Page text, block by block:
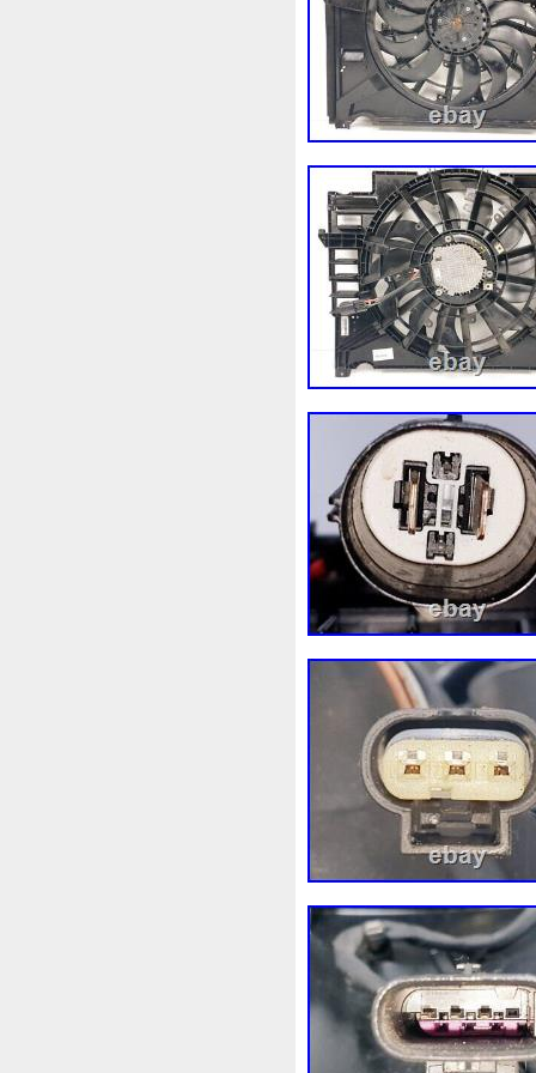
1k0121207j 1k0121207t
1k0298403a 1k0955453s
1s1816103 2-Rangée
210103417r 21060g2401
214100052r 214104822r
214108535r 214108706r
214812415r 214814342r
214818h83a 214819674r
220928kh13a0000038
253103e710 253103k750
256902u000 272105fw0a
2q0121203k 2q0121203m
325i 357820795j 35mm
3rangées 3row 4-
4b0121251k 4c0121251aa
520d 520i 52mm
5q0121205 5q0121205s
5wa121203g
68087367ab 68139779ac
6k0121207 6pcs
745i 76mm
7l0121207d 7l0121207e
8-Radiateur 820003729b
8d0121251at 8d0121251bh
8ew351040401
8n0422885a 8t1820951e